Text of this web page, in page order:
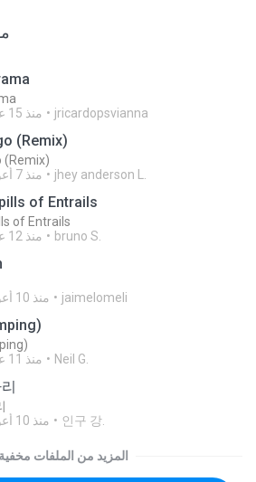
منذ 15 عامًا jricardopsvianna
(Remix)
(Remix)
منذ 7 أعوام jhey anderson L.
of Entrails
of Entrails
منذ 12 عامًا bruno S.
منذ 10 أعوام jaimelomeli
منذ 11 عامًا Neil G.
منذ 10 أعوام 인구 강.
المزيد من الملفات مخفية